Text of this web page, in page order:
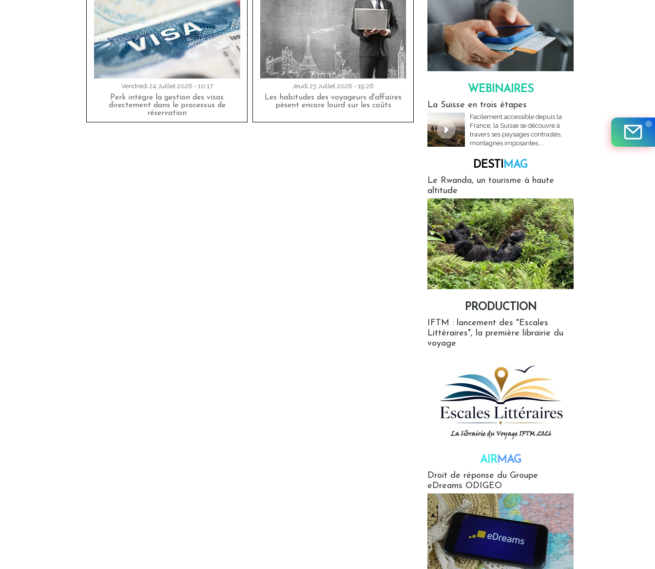
Vendredi 24 Juillet 2026 - 10:17
Perk intègre la gestion des visas
directement dans le processus de
réservation
Jeudi 23 Juillet 2026 - 19:26
Les habitudes des voyageurs d'affaires
pèsent encore lourd sur les coûts
WEBINAIRES
La Suisse en trois étapes
Facilement accessible depuis la
France, la Suisse se découvre à
travers ses paysages contrastés,
montagnes imposantes,...
DESTIMAG
Le Rwanda, un tourisme à haute
altitude
PRODUCTION
IFTM : lancement des "Escales
Littéraires", la première librairie du
voyage
AIRMAG
Droit de réponse du Groupe
eDreams ODIGEO